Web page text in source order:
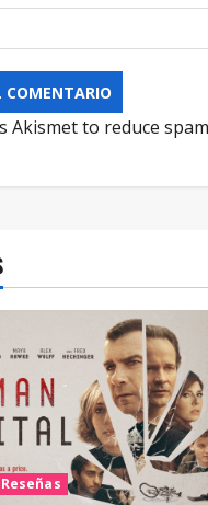
Akismet to reduce
Reseñas